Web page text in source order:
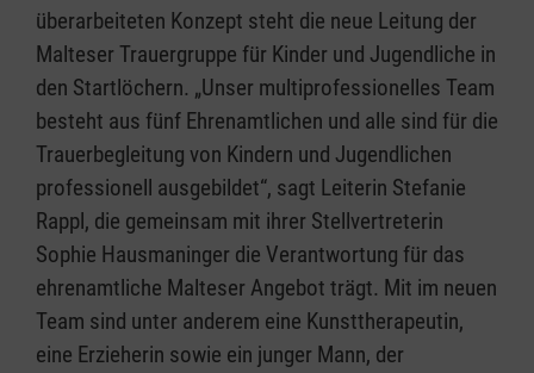
überarbeiteten Konzept steht die neue Leitung der
Malteser Trauergruppe für Kinder und Jugendliche in
den Startlöchern. „Unser multiprofessionelles Team
besteht aus fünf Ehrenamtlichen und alle sind für die
Trauerbegleitung von Kindern und Jugendlichen
professionell ausgebildet“, sagt Leiterin Stefanie
Rappl, die gemeinsam mit ihrer Stellvertreterin
Sophie Hausmaninger die Verantwortung für das
ehrenamtliche Malteser Angebot trägt. Mit im neuen
Team sind unter anderem eine Kunsttherapeutin,
eine Erzieherin sowie ein junger Mann, der